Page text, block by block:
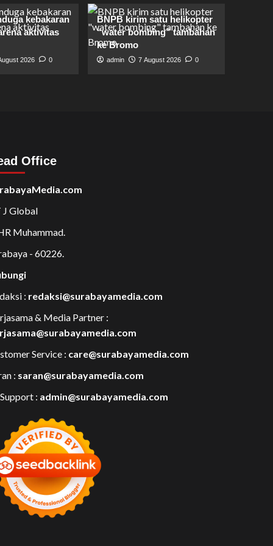
kebakaran
aktivitas
2026 0
BNPB kirim satu helikopter
“water bombing” tambahan
ke Bromo
admin 7 August 2026 0
Office
J Global
Muhammad.
- 60226.
: redaksi@surabayamedia.com
& Media Partner :
Service : care@surabayamedia.com
: saran@surabayamedia.com
: admin@surabayamedia.com